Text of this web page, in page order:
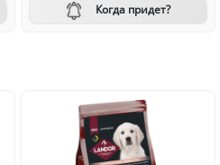
Когда придет?